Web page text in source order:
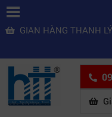
GIAN HÀNG THANH LÝ